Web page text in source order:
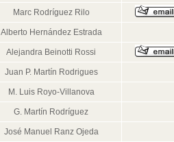
Marc Rodríguez Rilo
Alberto Hernández Estrada
Alejandra Beinotti Rossi
Juan P. Martín Rodrigues
M. Luis Royo-Villanova
G. Martín Rodríguez
José Manuel Ranz Ojeda